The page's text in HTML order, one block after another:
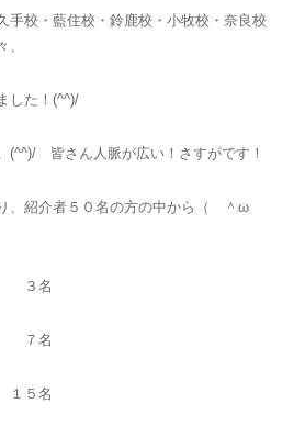
手校・藍住校・鈴鹿校・小牧校・奈良校
した！(^^)/
(^^)/ 皆さん人脈が広い！さすがです！
、紹介者５０名の方の中から（ ＾ω
３名
７名
１５名